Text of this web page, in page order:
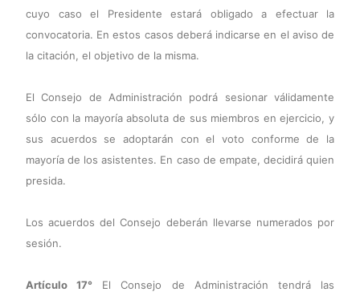
cuyo caso el Presidente estará obligado a efectuar la
convocatoria. En estos casos deberá indicarse en el aviso de
la citación, el objetivo de la misma.
El Consejo de Administración podrá sesionar válidamente
sólo con la mayoría absoluta de sus miembros en ejercicio, y
sus acuerdos se adoptarán con el voto conforme de la
mayoría de los asistentes. En caso de empate, decidirá quien
presida.
Los acuerdos del Consejo deberán llevarse numerados por
sesión.
Artículo 17° El Consejo de Administración tendrá las